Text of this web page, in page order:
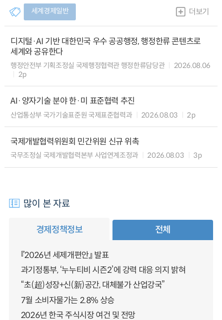
세계경제일반 더보기
디지털·AI 기반 대한민국 우수 공공행정, 행정한류 콘텐츠로
세계와 공유한다
행정안전부 기획조정실 국제행정협력관 행정한류담당관
2026.08.06
2p
AI·양자기술 분야 한·미 표준협력 추진
산업통상부 국가기술표준원 국제표준협력과 2026.08.03 2p
국제개발협력위원회 민간위원 신규 위촉
국무조정실 국제개발협력본부 사업연계조정과 2026.08.03 3p
많이 본 자료
경제정책정보 전체
『2026년 세제개편안』 발표
과기정통부, ‘누누티비 시즌2’에 강력 대응 의지 밝혀
“초(超)성장+신(新)공간, 대체불가 산업강국”
7월 소비자물가는 2.8% 상승
2026년 한국 주식시장 여건 및 전망